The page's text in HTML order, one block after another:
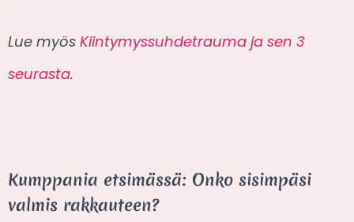
Lue myös Kiintymyssuhdetrauma ja sen 3
seurasta.
Kumppania etsimässä: Onko sisimpäsi
valmis rakkauteen?